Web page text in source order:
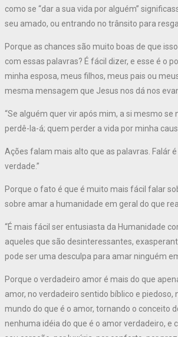
como se “dar a sua vida por alguém”
seu amado, ou entrando no trânsito para
Porque as chances são muito boas de que
com essas palavras? É fácil dizer, e esse é o
minha esposa, meus filhos, meus pais ou
mesma mensagem que Jesus nos dá nos
“Se alguém quer vir após mim, a si mesmo
perdê-la-á; quem perder a vida por minha
Ações falam mais alto que as palavras. Falár
verdade.”
Porque o fato é que é muito mais fácil falar
sobre amar a humanidade em geral do que
“É mais fácil ser entusiasta da Humanidade
aqueles que são desinteressantes,
pode ser uma desculpa para amar ninguém
Porque o verdadeiro amor é mais do que
amor, no verdadeiro sentido bíblico e
mundo do que é o amor, tornando o conceito
nenhuma idéia do que é o amor verdadeiro,